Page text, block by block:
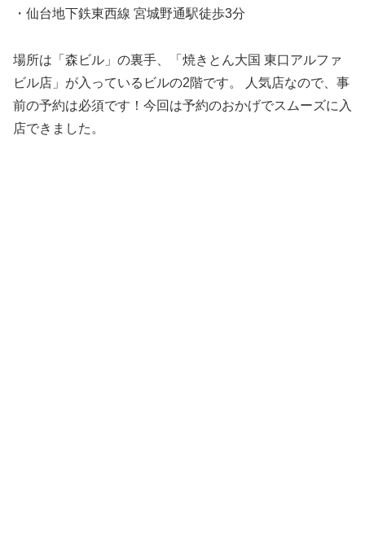
・仙台地下鉄東西線 宮城野通駅徒歩3分
場所は「森ビル」の裏手、「焼きとん大国 東口アルファ
ビル店」が入っているビルの2階です。 人気店なので、事
前の予約は必須です！今回は予約のおかげでスムーズに入
店できました。